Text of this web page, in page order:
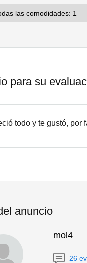
las comodidades: 1
para su
todo y te gustó, por
anuncio
mol4
26